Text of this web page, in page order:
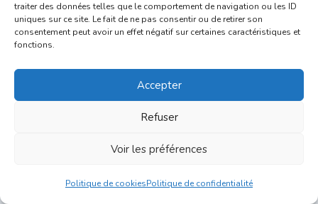
traiter des données telles que le comportement de navigation ou les ID
uniques sur ce site. Le fait de ne pas consentir ou de retirer son
consentement peut avoir un effet négatif sur certaines caractéristiques et
fonctions.
Accepter
Refuser
Voir les préférences
Politique de cookiesPolitique de confidentialité
Par exemple, il est intéressant d’évaluer les soft
skills suivantes :
Testez les compétences en résolution de
: demandez au candidat de
décrire un problème difficile auquel il a été
confronté dans le passé et comment il l’a
des questions de mise en situation pour